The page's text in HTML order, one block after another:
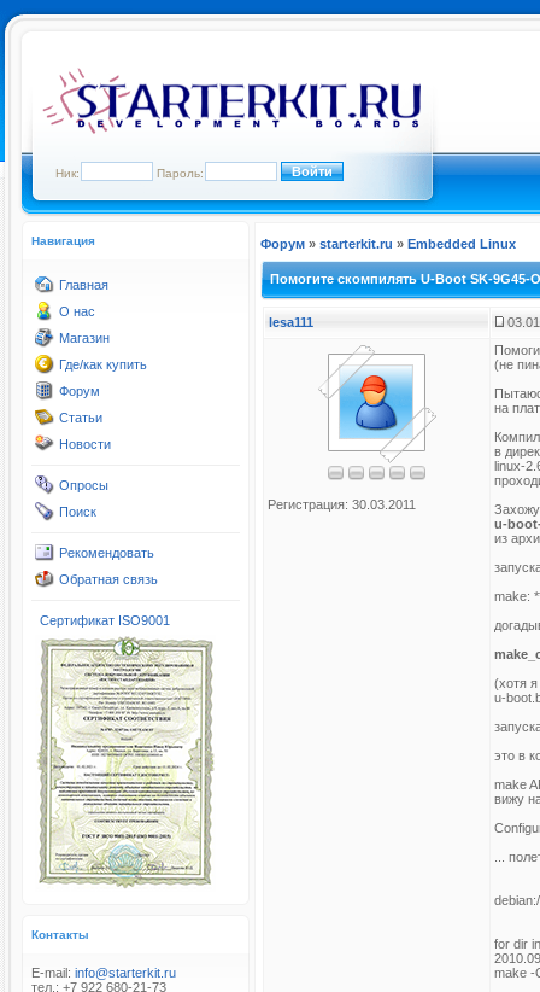
Ник: Пароль:
Навигация
Главная
О нас
Магазин
Где/как купить
Форум
Статьи
Новости
Опросы
Поиск
Рекомендовать
Обратная связь
Сертификат ISO9001
Контакты
E-mail: info@starterkit.ru
тел.: +7 922 680-21-73
Форум » starterkit.ru » Embedded Linux
Помогите скомпилять U-Boot SK-9G45-
lesa111
Регистрация: 30.03.2011
(не
на
в
linux-
u-
из
make:
(хотя
u-
это в
make
вижу
...
for dir
make -